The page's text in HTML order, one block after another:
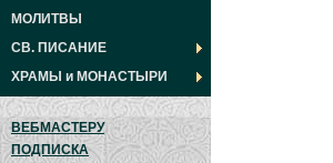
МОЛИТВЫ
СВ. ПИСАНИЕ
ХРАМЫ и МОНАСТЫРИ
ВЕБМАСТЕРУ
ПОДПИСКА